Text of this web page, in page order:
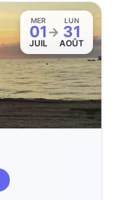
MER
01
JUIL
→
LUN
31
AOÛT